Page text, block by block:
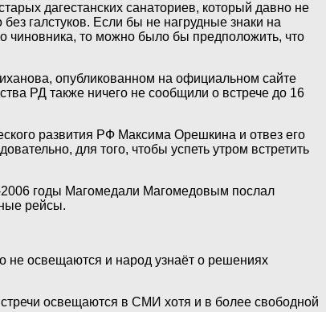
дагестанских санаториев, который давно не
галстуков. Если бы не нагрудные знаки на
чиновника, то можно было бы предположить, что
опубликованном на официальном сайте
РД также ничего не сообщили о встрече до 16
развития РФ Максима Орешкина и отвез его
для того, чтобы успеть утром встретить
2006 годы Магомедали Магомедовым послал
рейсы.
не освещаются и народ узнаёт о решениях
освещаются в СМИ хотя и в более свободной